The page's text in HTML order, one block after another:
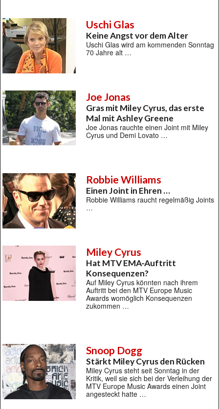
Uschi Glas
Keine Angst vor dem Alter
Uschi Glas wird am kommenden Sonntag
70 Jahre alt …
Joe Jonas
Gras mit Miley Cyrus, das erste
Mal mit Ashley Greene
Joe Jonas rauchte einen Joint mit Miley
Cyrus und Demi Lovato …
Robbie Williams
Einen Joint in Ehren …
Robbie Williams raucht regelmäßig Joints
…
Miley Cyrus
Hat MTV EMA-Auftritt
Konsequenzen?
Auf Miley Cyrus könnten nach ihrem
Auftritt bei den MTV Europe Music
Awards womöglich Konsequenzen
zukommen …
Snoop Dogg
Stärkt Miley Cyrus den Rücken
Miley Cyrus steht seit Sonntag in der
Kritik, weil sie sich bei der Verleihung der
MTV Europe Music Awards einen Joint
angesteckt hatte …